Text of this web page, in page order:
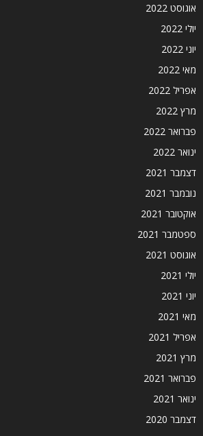
אוגוסט 2022
יולי 2022
יוני 2022
מאי 2022
אפריל 2022
מרץ 2022
פברואר 2022
ינואר 2022
דצמבר 2021
נובמבר 2021
אוקטובר 2021
ספטמבר 2021
אוגוסט 2021
יולי 2021
יוני 2021
מאי 2021
אפריל 2021
מרץ 2021
פברואר 2021
ינואר 2021
דצמבר 2020